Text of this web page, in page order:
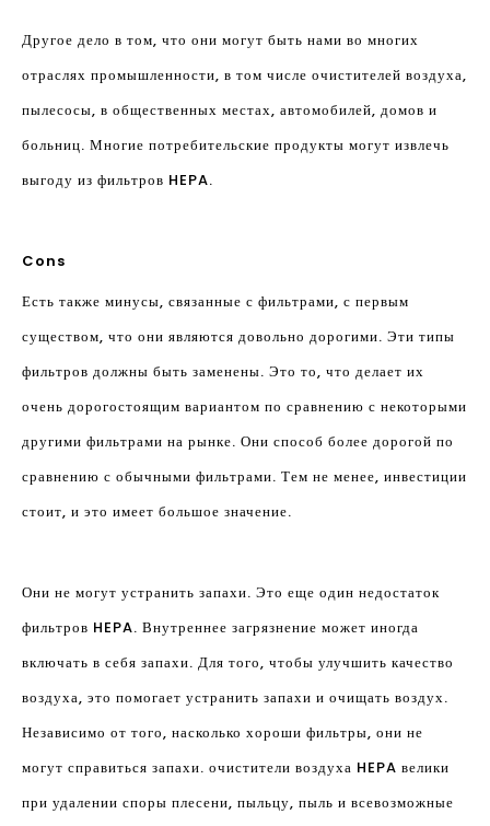
Другое дело в том, что они могут быть нами во многих
отраслях промышленности, в том числе очистителей воздуха,
пылесосы, в общественных местах, автомобилей, домов и
больниц. Многие потребительские продукты могут извлечь
выгоду из фильтров HEPA.
Cons
Есть также минусы, связанные с фильтрами, с первым
существом, что они являются довольно дорогими. Эти типы
фильтров должны быть заменены. Это то, что делает их
очень дорогостоящим вариантом по сравнению с некоторыми
другими фильтрами на рынке. Они способ более дорогой по
сравнению с обычными фильтрами. Тем не менее, инвестиции
стоит, и это имеет большое значение.
Они не могут устранить запахи. Это еще один недостаток
фильтров HEPA. Внутреннее загрязнение может иногда
включать в себя запахи. Для того, чтобы улучшить качество
воздуха, это помогает устранить запахи и очищать воздух.
Независимо от того, насколько хороши фильтры, они не
могут справиться запахи. очистители воздуха HEPA велики
при удалении споры плесени, пыльцу, пыль и всевозможные